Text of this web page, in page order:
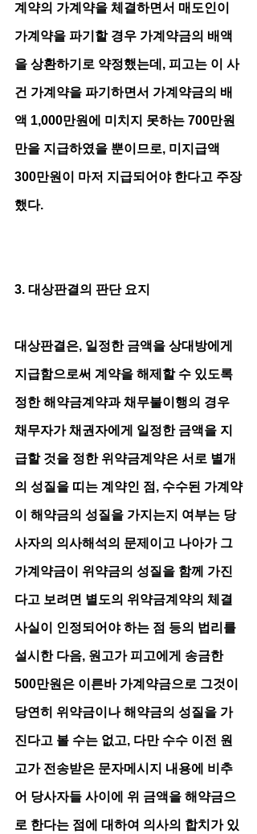
계약의 가계약을 체결하면서 매도인이
가계약을 파기할 경우 가계약금의 배액
을 상환하기로 약정했는데, 피고는 이 사
건 가계약을 파기하면서 가계약금의 배
액 1,000만원에 미치지 못하는 700만원
만을 지급하였을 뿐이므로, 미지급액
300만원이 마저 지급되어야 한다고 주장
했다.
3. 대상판결의 판단 요지
대상판결은, 일정한 금액을 상대방에게
지급함으로써 계약을 해제할 수 있도록
정한 해약금계약과 채무불이행의 경우
채무자가 채권자에게 일정한 금액을 지
급할 것을 정한 위약금계약은 서로 별개
의 성질을 띠는 계약인 점, 수수된 가계약
이 해약금의 성질을 가지는지 여부는 당
사자의 의사해석의 문제이고 나아가 그
가계약금이 위약금의 성질을 함께 가진
다고 보려면 별도의 위약금계약의 체결
사실이 인정되어야 하는 점 등의 법리를
설시한 다음, 원고가 피고에게 송금한
500만원은 이른바 가계약금으로 그것이
당연히 위약금이나 해약금의 성질을 가
진다고 볼 수는 없고, 다만 수수 이전 원
고가 전송받은 문자메시지 내용에 비추
어 당사자들 사이에 위 금액을 해약금으
로 한다는 점에 대하여 의사의 합치가 있